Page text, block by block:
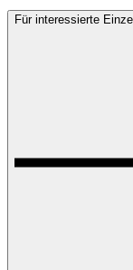
Für interessierte